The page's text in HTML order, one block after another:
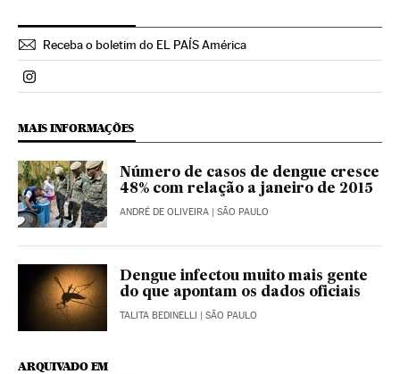
Receba o boletim do EL PAÍS América
Politica El País Brasil en Instagram
MAIS INFORMAÇÕES
Número de casos de dengue cresce
48% com relação a janeiro de 2015
ANDRÉ DE OLIVEIRA | SÃO PAULO
Dengue infectou muito mais gente
do que apontam os dados oficiais
TALITA BEDINELLI | SÃO PAULO
ARQUIVADO EM